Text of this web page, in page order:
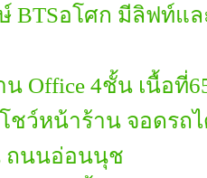
BTSอโศก มีลิฟท์แ
น Office 4ชั้น เนื้อที่
ชว์หน้าร้าน จอดรถ
ถนนอ่อนนุช